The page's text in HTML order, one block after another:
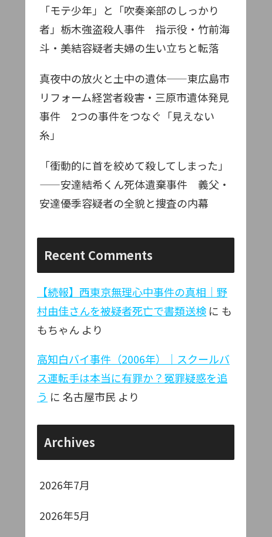
「モテ少年」と「吹奏楽部のしっかり
者」栃木強盗殺人事件 指示役・竹前海
斗・美結容疑者夫婦の生い立ちと転落
真夜中の放火と土中の遺体——東広島市
リフォーム経営者殺害・三原市遺体発見
事件 2つの事件をつなぐ「見えない
糸」
「衝動的に首を絞めて殺してしまった」
——安達結希くん死体遺棄事件 義父・
安達優季容疑者の全貌と捜査の内幕
Recent Comments
【続報】西東京無理心中事件の真相｜野
村由佳さんを被疑者死亡で書類送検 に も
もちゃん より
高知白バイ事件（2006年）｜スクールバ
ス運転手は本当に有罪か？冤罪疑惑を追
う に 名古屋市民 より
Archives
2026年7月
2026年5月